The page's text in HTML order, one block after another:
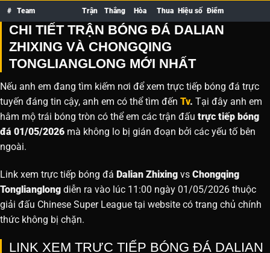
# Team Trận Thắng Hòa Thua Hiệu số Điểm
CHI TIẾT TRẬN BÓNG ĐÁ DALIAN
ZHIXING VÀ CHONGQING
TONGLIANGLONG MỚI NHẤT
Nếu anh em đang tìm kiếm nơi để xem trực tiếp bóng đá trực
tuyến đáng tin cậy, anh em có thể tìm đến Tv. Tại đây anh em
hâm mộ trái bóng tròn có thể em các trận đấu trực tiếp bóng
đá 01/05/2026 mà không lo bị gián đoạn bởi các yếu tố bên
ngoài.
Link xem trực tiếp bóng đá Dalian Zhixing vs Chongqing
Tonglianglong diễn ra vào lúc 11:00 ngày 01/05/2026 thuộc
giải đấu Chinese Super League tại website có trang chủ chính
thức không bị chặn.
LINK XEM TRỰC TIẾP BÓNG ĐÁ DALIAN